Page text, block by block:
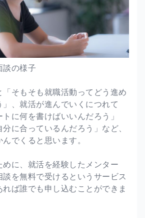
談の様子
そもそも就職活動ってどう進め
、就活が進んでいくにつれて
トに何を書けばいいんだろう」
分に合っているんだろう」など、
でくると思います。
に、就活を経験したメンター
を無料で受けるというサービス
ば誰でも申し込むことができま